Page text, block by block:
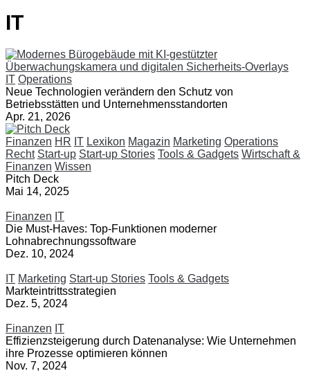
IT
IT Operations
Neue Technologien verändern den Schutz von
Betriebsstätten und Unternehmensstandorten
Apr. 21, 2026
Finanzen HR IT Lexikon Magazin Marketing Operations
Recht Start-up Start-up Stories Tools & Gadgets Wirtschaft &
Finanzen Wissen
Pitch Deck
Mai 14, 2025
Finanzen IT
Die Must-Haves: Top-Funktionen moderner
Lohnabrechnungssoftware
Dez. 10, 2024
IT Marketing Start-up Stories Tools & Gadgets
Markteintrittsstrategien
Dez. 5, 2024
Finanzen IT
Effizienzsteigerung durch Datenanalyse: Wie Unternehmen
ihre Prozesse optimieren können
Nov. 7, 2024